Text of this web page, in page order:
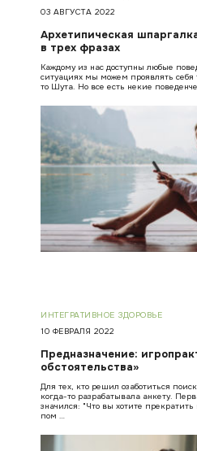
03 АВГУСТА 2022
Архетипическая
в трех фразах
Каждому из нас доступны любые
ситуациях мы можем проявлять себя
то Шута. Но все есть некие
ИНТЕГРАТИВНОЕ ЗДОРОВЬЕ
10 ФЕВРАЛЯ 2022
Предназначение:
обстоятельства»
Для тех, кто решил озаботиться
когда-то разрабатывала анкету.
значился: "Что вы хотите
пом …